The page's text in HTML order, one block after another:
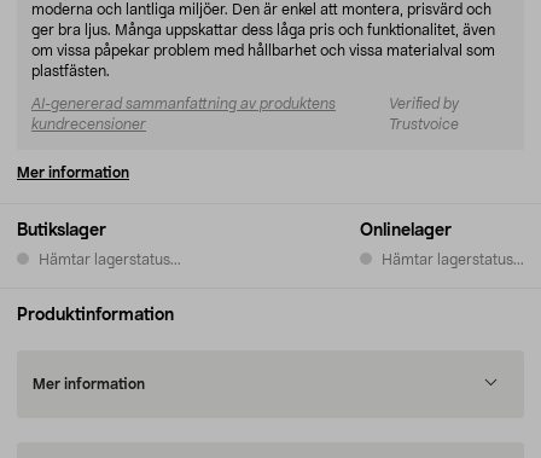
Butikslager
Hämtar lagerstatus...
Onlinelager
Hämtar lagerstatus...
moderna och lantliga miljöer. Den är enkel att montera, prisvärd och
ger bra ljus. Många uppskattar dess låga pris och funktionalitet, även
om vissa påpekar problem med hållbarhet och vissa materialval som
plastfästen.
AI-genererad sammanfattning av produktens
kundrecensioner
Verified by
Trustvoice
Mer information
Produktinformation
Mer information